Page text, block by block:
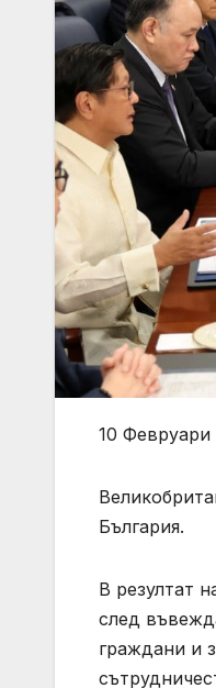
10 Февруари
България.
В резултат
след
граждани и